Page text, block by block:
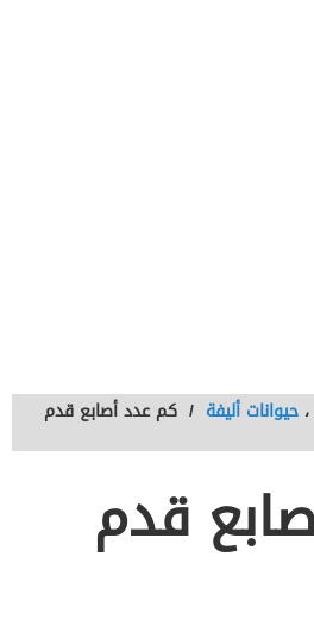
، حيوانات أليفة / كم عدد أصابع قدم
قدم